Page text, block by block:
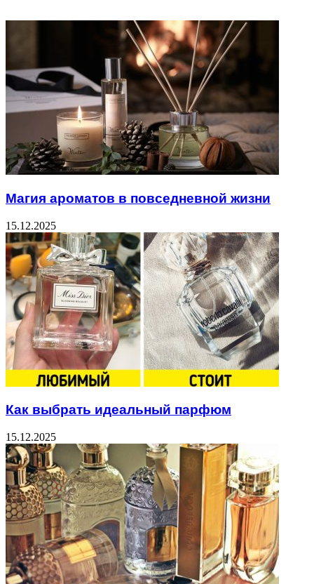
Магия ароматов в повседневной жизни
15.12.2025
Как выбрать идеальный парфюм
15.12.2025